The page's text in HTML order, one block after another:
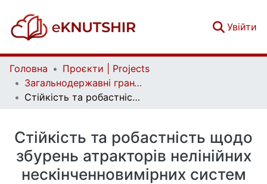
Увійти
Головна
Проєкти | Projects
Загальнодержавні гранти | National grants
Стійкість та робастність щодо збурень атракторів нелінійних нескінченновимірних систем
Стійкість та робастність щодо
збурень атракторів нелінійних
нескінченновимірних систем